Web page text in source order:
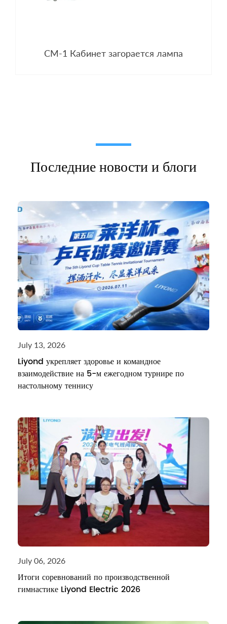
CM-1 Кабинет загорается лампа
Последние новости и блоги
July 13, 2026
Liyond укрепляет здоровье и командное
взаимодействие на 5-м ежегодном турнире по
настольному теннису
July 06, 2026
Итоги соревнований по производственной
гимнастике Liyond Electric 2026